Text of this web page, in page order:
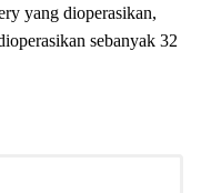
yang dioperasikan,
sebanyak 32